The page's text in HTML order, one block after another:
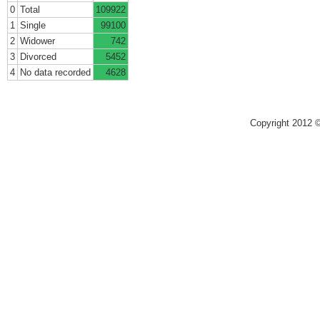
0 Total
109922
1 Single
99100
2 Widower
742
3 Divorced
5452
4 No data recorded 4628
Copyright 2012